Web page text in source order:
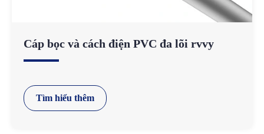
Cáp bọc và cách điện PVC đa lõi rvvy
Tìm hiểu thêm